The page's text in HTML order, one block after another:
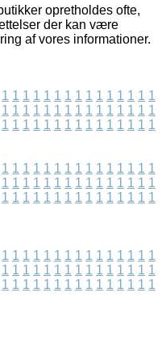
opretholdes ofte,
der kan være
af vores informationer.
1 1 1 1 1 1 1 1 1 1 1 1 1 1 1
1 1 1 1 1 1 1 1 1 1 1 1 1 1 1
1 1 1 1 1 1 1 1 1 1 1 1 1 1 1
1 1 1 1 1 1 1 1 1 1 1 1 1 1 1
1 1 1 1 1 1 1 1 1 1 1 1 1 1 1
1 1 1 1 1 1 1 1 1 1 1 1 1 1 1
1 1 1 1 1 1 1 1 1 1 1 1 1 1 1
1 1 1 1 1 1 1 1 1 1 1 1 1 1 1
1 1 1 1 1 1 1 1 1 1 1 1 1 1 1